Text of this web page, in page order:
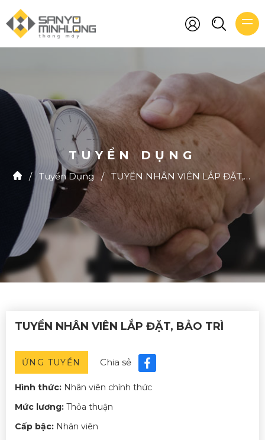
TUYỂN DỤNG
/ Tuyển Dụng / TUYỂN NHÂN VIÊN LẮP ĐẶT, BẢO TRÌ
TUYỂN NHÂN VIÊN LẮP ĐẶT, BẢO TRÌ
ỨNG TUYỂN Chia sẻ
Hình thức: Nhân viên chính thức
Mức lương: Thỏa thuận
Cấp bậc: Nhân viên